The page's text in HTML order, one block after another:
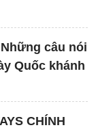
câu nói
Quốc khánh
CHÍNH